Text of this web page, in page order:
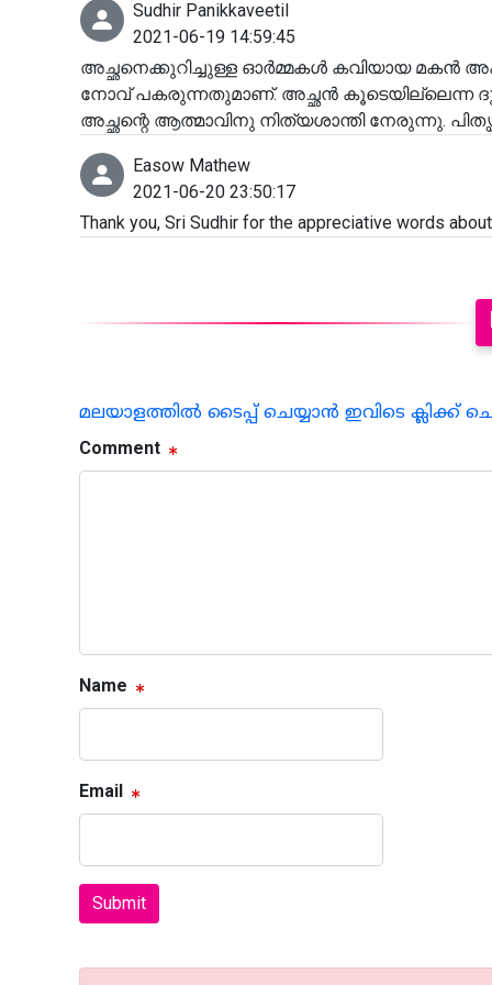
Sudhir Panikkaveetil
2021-06-19 14:59:45
അച്ഛനെക്കുറിച്ചുള്ള ഓർമ്മകൾ കവിയായ മകൻ
നോവ് പകരുന്നതുമാണ്. അച്ഛൻ കൂടെയില്ലെന്ന
അച്ഛന്റെ ആത്മാവിനു നിത്യശാന്തി നേരുന്നു.
Easow Mathew
2021-06-20 23:50:17
Thank you, Sri Sudhir for the appreciative words
മലയാളത്തില്‍ ടൈപ്പ് ചെയ്യാന്‍ ഇവിടെ ക്ലിക്ക്
Comment
Name
Email
Submit